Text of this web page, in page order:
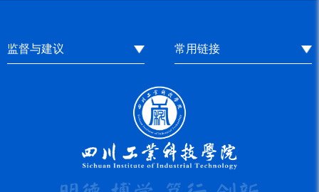
监督与建议 常用链接